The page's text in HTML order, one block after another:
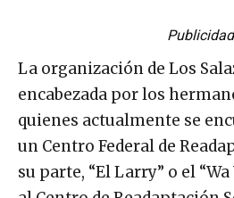
Publicidad
La organización de Los
encabezada por los
quienes actualmente se
un Centro Federal de
su parte, “El Larry” o el